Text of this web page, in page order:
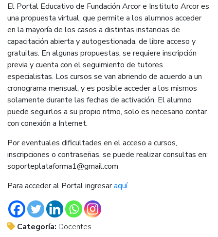
El Portal Educativo de Fundación Arcor e Instituto Arcor es
una propuesta virtual, que permite a los alumnos acceder
en la mayoría de los casos a distintas instancias de
capacitación abierta y autogestionada, de libre acceso y
gratuitas. En algunas propuestas, se requiere inscripción
previa y cuenta con el seguimiento de tutores
especialistas. Los cursos se van abriendo de acuerdo a un
cronograma mensual, y es posible acceder a los mismos
solamente durante las fechas de activación. El alumno
puede seguirlos a su propio ritmo, solo es necesario contar
con conexión a Internet.
Por eventuales dificultades en el acceso a cursos,
inscripciones o contraseñas, se puede realizar consultas en:
soporteplataforma1@gmail.com
Para acceder al Portal ingresaraquí
Categoría: Docentes